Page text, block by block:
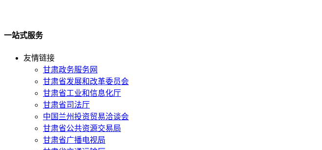
一站式服务
友情链接
甘肃政务服务网
甘肃省发展和改革委员会
甘肃省工业和信息化厅
甘肃省司法厅
中国兰州投资贸易洽谈会
甘肃省公共资源交易局
甘肃省广播电视局